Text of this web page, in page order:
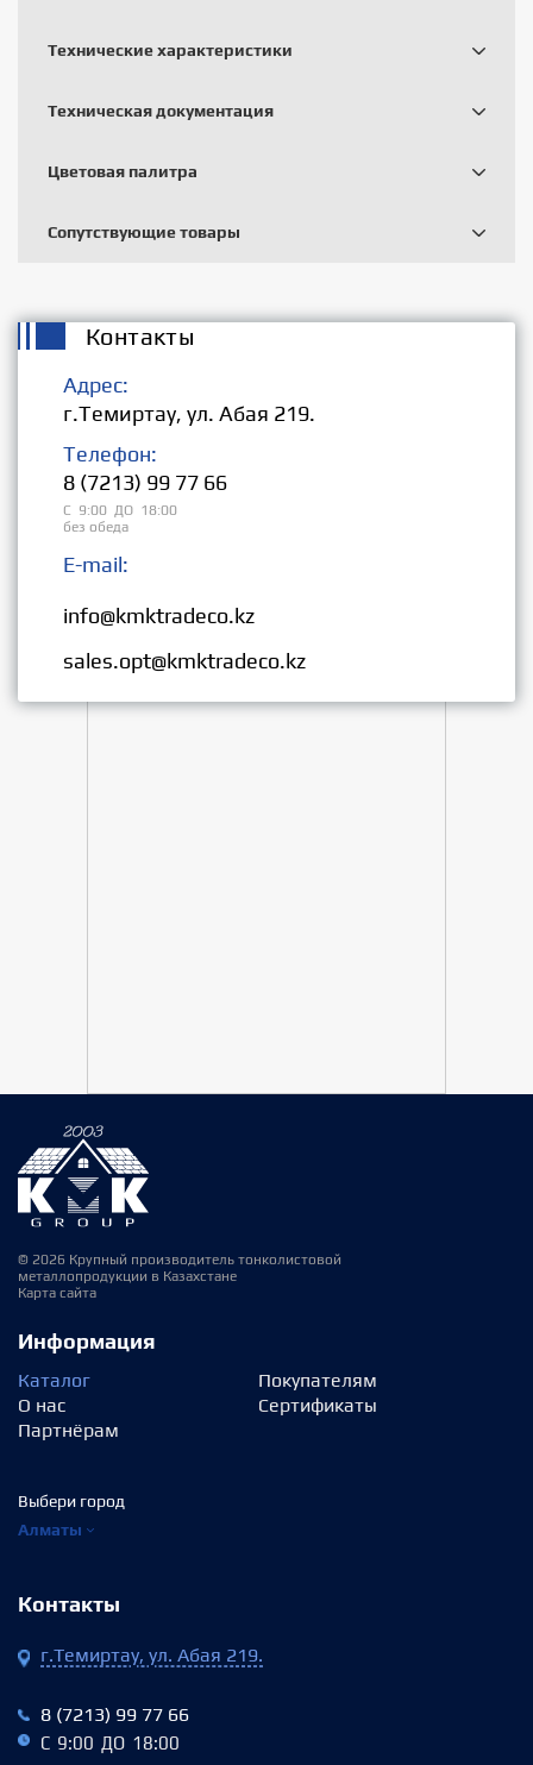
Технические характеристики
Техническая документация
Цветовая палитра
Сопутствующие товары
Контакты
Адрес:
г.Темиртау, ул. Абая 219.
Телефон:
8 (7213) 99 77 66
С 9:00 ДО 18:00
без обеда
E-mail:
info@kmktradeco.kz
sales.opt@kmktradeco.kz
© 2026 Крупный производитель тонколистовой
металлопродукции в Казахстане
Карта сайта
Информация
Каталог
О нас
Партнёрам
Покупателям
Сертификаты
Выбери город
Алматы
Контакты
г.Темиртау, ул. Абая 219.
8 (7213) 99 77 66
С 9:00 ДО 18:00